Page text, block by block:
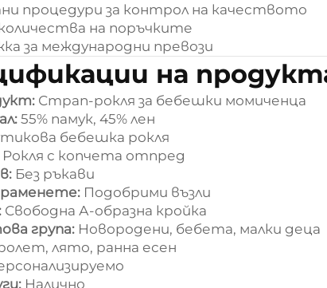
процедури за контрол на качеството
на поръчките
за международни превози
на
Страп-рокля за бебешки момиченца
55% памук, 45% лен
бебешка рокля
Рокля с копчета отпред
Без ръкави
Подобрими възли
Свободна А-образна кройка
група: Новородени, бебета, малки деца
лято, ранна есен
Налично